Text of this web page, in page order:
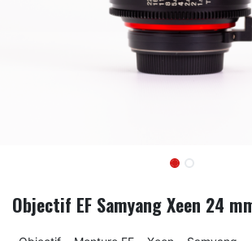
Objectif EF Samyang Xeen 24